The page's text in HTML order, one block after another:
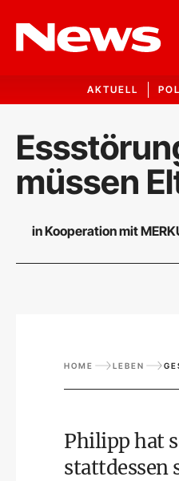
AKTUELL
müssen
in Kooperation mit
HOME LEBEN
Philipp hat
stattdessen